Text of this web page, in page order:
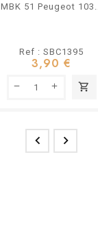
MBK 51 Peugeot 103...
Ref : SBC1395
3,90 €
shopping_cart
 